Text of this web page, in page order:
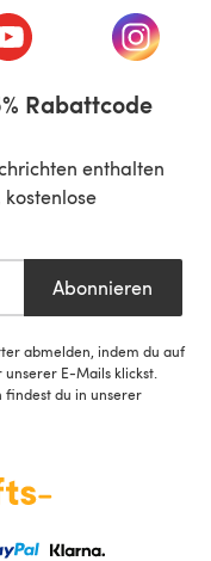
neuen Tab)
(öffnet sich in einem
(öffnet
Rabattcode
enthalten
Abonnieren
abmelden, indem du auf
E-Mails klickst.
findest du in unserer